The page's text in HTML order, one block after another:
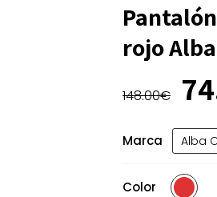
rojo
148.00€ El
Marca Alba
Color